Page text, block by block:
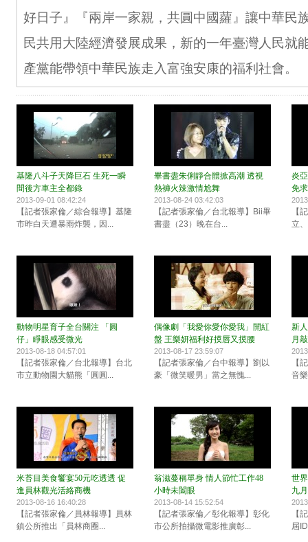
好日子』『兩岸一家親，共圓中國蘿』讓中華民
民共用大陸經濟發展成果，新的一年臺灣人民就
產黨能帶領中華民族走入富強安康的福利社會。
基隆八斗子天降巨石 生死一瞬
間後方車主全都錄
2013-09-01 08:42:24
【記者張家倫／綜合報導】基隆
市昨白天遭暴雨炸襲，因...
畢書盡朱俐靜合體掀高潮 透視
熱褲火辣激情尬舞
2013-08-24 03:42:03
【記者張家倫／台北報導】Bii畢
書盡（23）晚在台...
炎
免
【
立
動物明星育子全台關注 「圓
仔」睜眼感受微光
2013-08-18 04:57:01
【記者張家倫／台北報導】台北
市立動物園大貓熊「圓圓...
偶像劇「我愛你愛你愛我」開紅
盤 王樂妍福利好摸唇又摸腰
2013-08-17 23:59:07
【記者張家倫／台中報導】劉以
豪「微笑暖男」當之無愧...
新
月
【
音
米苔目美食饗宴50元吃透透 促
進員林觀光活絡商機
2013-08-16 16:40:28
【記者張家倫／員林報導】員林
鎮公所推出「員林商圈...
翁滋蔓稱單身 情人節忙工作48
小時未闔眼
2013-08-14 15:52:54
【記者張家倫／彰化報導】彰化
市公所拍攝微電影推廣彰...
世
九
【
屆